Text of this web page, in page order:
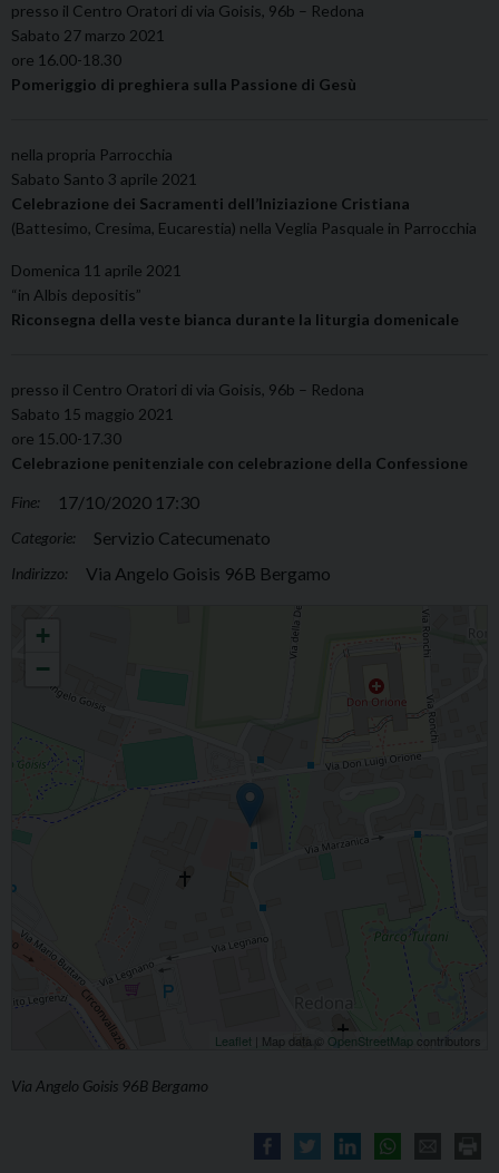
presso il Centro Oratori di via Goisis, 96b – Redona
Sabato 27 marzo 2021
ore 16.00-18.30
Pomeriggio di preghiera sulla Passione di Gesù
nella propria Parrocchia
Sabato Santo 3 aprile 2021
Celebrazione dei Sacramenti dell’Iniziazione Cristiana
(Battesimo, Cresima, Eucarestia) nella Veglia Pasquale in Parrocchia
Domenica 11 aprile 2021
“in Albis depositis”
Riconsegna della veste bianca durante la liturgia domenicale
presso il Centro Oratori di via Goisis, 96b – Redona
Sabato 15 maggio 2021
ore 15.00-17.30
Celebrazione penitenziale con celebrazione della Confessione
Fine: 17/10/2020 17:30
Categorie: Servizio Catecumenato
Indirizzo: Via Angelo Goisis 96B Bergamo
+
−
Leaflet | Map data © OpenStreetMap contributors
Via Angelo Goisis 96B Bergamo